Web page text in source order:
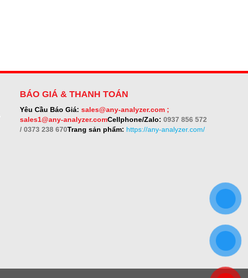
BÁO GIÁ & THANH TOÁN
Yêu Cầu Báo Giá: sales@any-analyzer.com ;
sales1@any-analyzer.comCellphone/Zalo: 0937 856 572
/ 0373 238 670Trang sản phẩm: https://any-analyzer.com/